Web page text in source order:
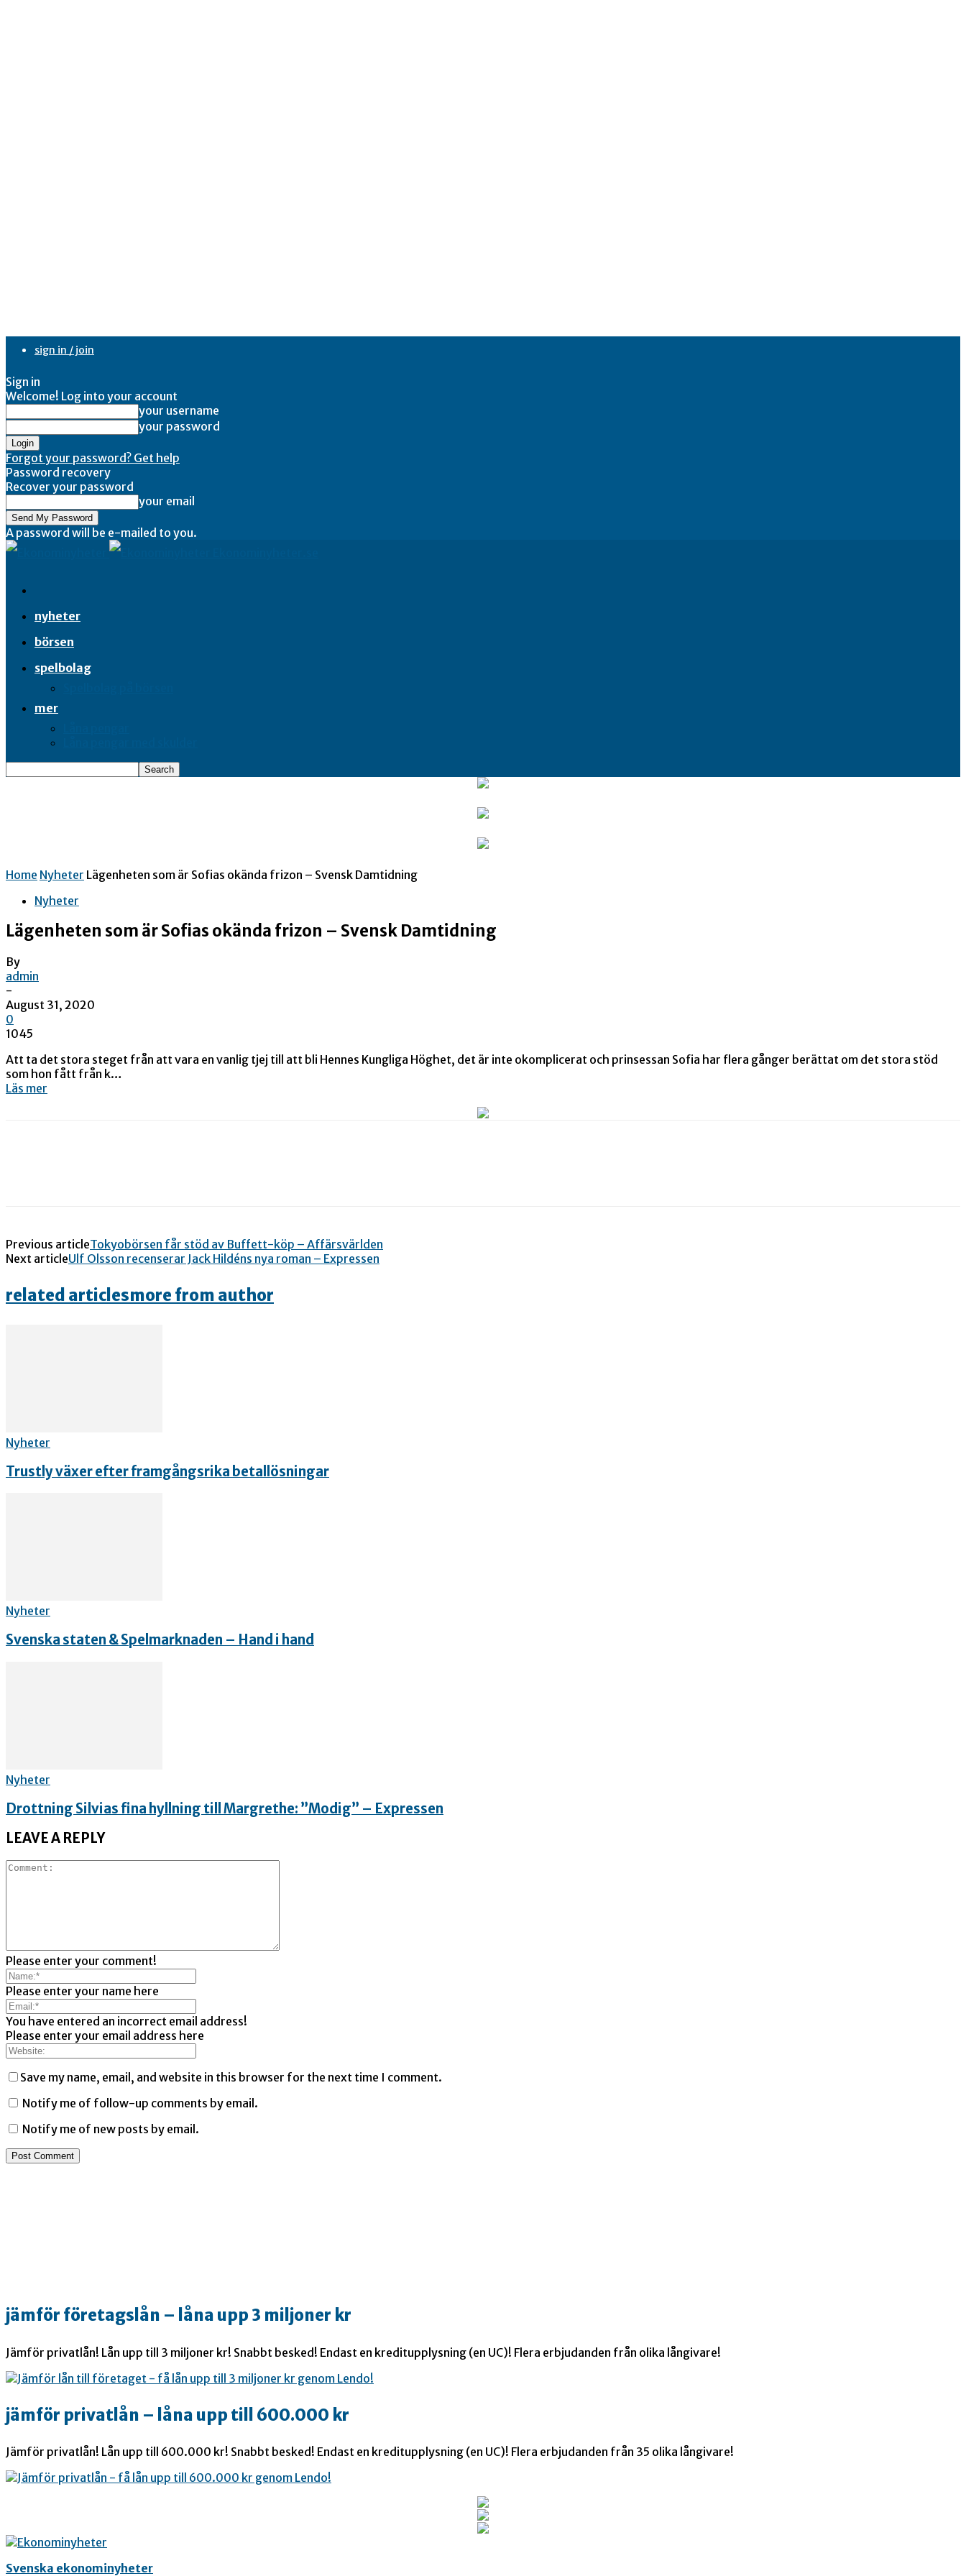
sign in / join
Sign in
Welcome! Log into your account
your username
your password
Forgot your password? Get help
Password recovery
Recover your password
your email
A password will be e-mailed to you.
nyheter
börsen
spelbolag
mer
Home Nyheter Lägenheten som är Sofias okända frizon – Svensk Damtidning
Nyheter
Lägenheten som är Sofias okända frizon – Svensk Damtidning
By
admin
-
August 31, 2020
0
1045
Att ta det stora steget från att vara en vanlig tjej till att bli Hennes Kungliga Höghet, det är inte okomplicerat och prinsessan Sofia har flera gånger berättat om det stora stöd
som hon fått från k…
Läs mer
Previous articleTokyobörsen får stöd av Buffett-köp – Affärsvärlden
Next articleUlf Olsson recenserar Jack Hildéns nya roman – Expressen
related articlesmore from author
Nyheter
Trustly växer efter framgångsrika betallösningar
Nyheter
Svenska staten & Spelmarknaden – Hand i hand
Nyheter
Drottning Silvias fina hyllning till Margrethe: ”Modig” – Expressen
LEAVE A REPLY
Please enter your comment!
Please enter your name here
You have entered an incorrect email address!
Please enter your email address here
Save my name, email, and website in this browser for the next time I comment.
Notify me of follow-up comments by email.
Notify me of new posts by email.
jämför företagslån – låna upp 3 miljoner kr
Jämför privatlån! Lån upp till 3 miljoner kr! Snabbt besked! Endast en kreditupplysning (en UC)! Flera erbjudanden från olika långivare!
jämför privatlån – låna upp till 600.000 kr
Jämför privatlån! Lån upp till 600.000 kr! Snabbt besked! Endast en kreditupplysning (en UC)! Flera erbjudanden från 35 olika långivare!
Svenska ekonominyheter